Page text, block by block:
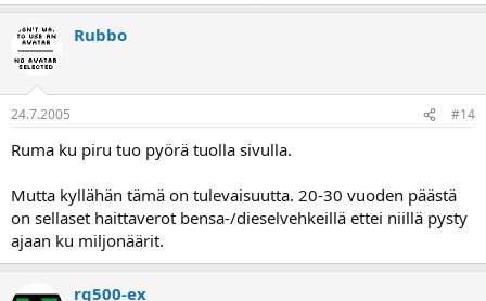
Rubbo
24.7.2005 #14
Ruma ku piru tuo pyörä tuolla sivulla.
Mutta kyllähän tämä on tulevaisuutta. 20-30 vuoden päästä
on sellaset haittaverot bensa-/dieselvehkeillä ettei niillä pysty
ajaan ku miljonäärit.
rg500-ex